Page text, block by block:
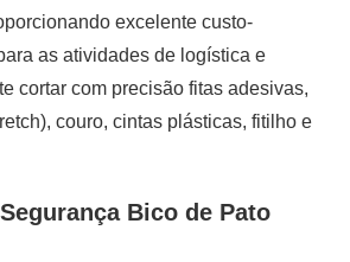
excelente custo-
as atividades de logística e
cortar com precisão fitas adesivas,
couro, cintas plásticas, fitilho e
Bico de Pato